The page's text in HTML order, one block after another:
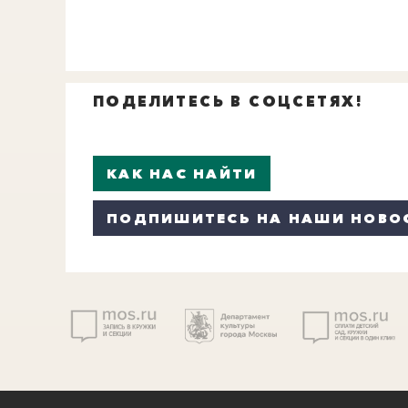
ПОДЕЛИТЕСЬ В СОЦСЕТЯХ!
КАК НАС НАЙТИ
ПОДПИШИТЕСЬ НА НАШИ